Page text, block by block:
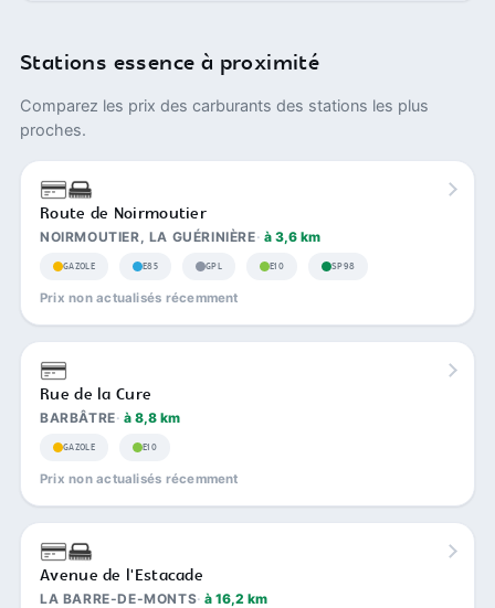
Stations essence à proximité
Comparez les prix des carburants des stations les plus
proches.
Route de Noirmoutier
NOIRMOUTIER, LA GUÉRINIÈRE à 3,6 km
GAZOLE E85 GPL E10 SP98
Prix non actualisés récemment
Rue de la Cure
BARBÂTRE à 8,8 km
GAZOLE E10
Prix non actualisés récemment
Avenue de l'Estacade
LA BARRE-DE-MONTS à 16,2 km